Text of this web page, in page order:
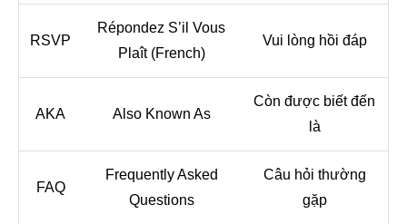
RSVP
Répondez S’il Vous
Plaît (French)
Vui lòng hồi đáp
AKA Also Known As
Còn được biết đến
là
FAQ
Frequently Asked
Questions
Câu hỏi thường
gặp